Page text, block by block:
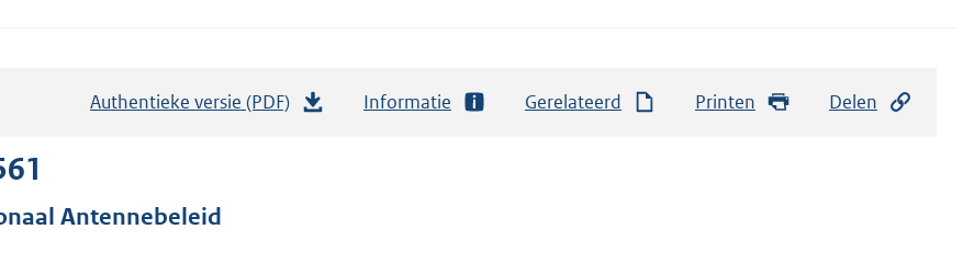
Authentieke versie (PDF) Informatie Gerelateerd Printen Delen
Antennebeleid